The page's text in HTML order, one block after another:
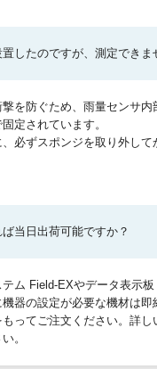
したのですが、測定できま
を防ぐため、雨量センサ内
定されています。
、必ずスポンジを取り外し
当日出荷可能ですか？
テム Field-EXやデータ表示
器の設定が必要な機材は即
ってご注文ください。詳し
。